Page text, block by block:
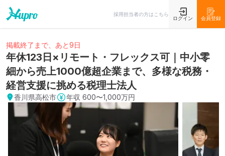
採用担当者の方はこちら
ログイン 会員登録
掲載終了まで、あと9日
年休123日×リモート・フレックス可｜中小零
細から売上1000億超企業まで、多様な税務・
経営支援に挑める税理士法人
香川県高松市 年収 600〜1,000万円